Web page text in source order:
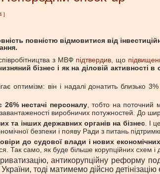
]
повністю відмовитися від
з МВФ підтвердив , що
бізнес і як на діловій активності в
оптимізм: він і надалі донатить близько
нестачі персоналу, тобто на поточний
виробничих потужностей. До
та інших державних органів на бізнес. І
безпеки і появу Ради з питань
до судової влади і нових
Так само, як буде більше корупційних схем і
антикорупційну реформу
тоді матимемо дійсно